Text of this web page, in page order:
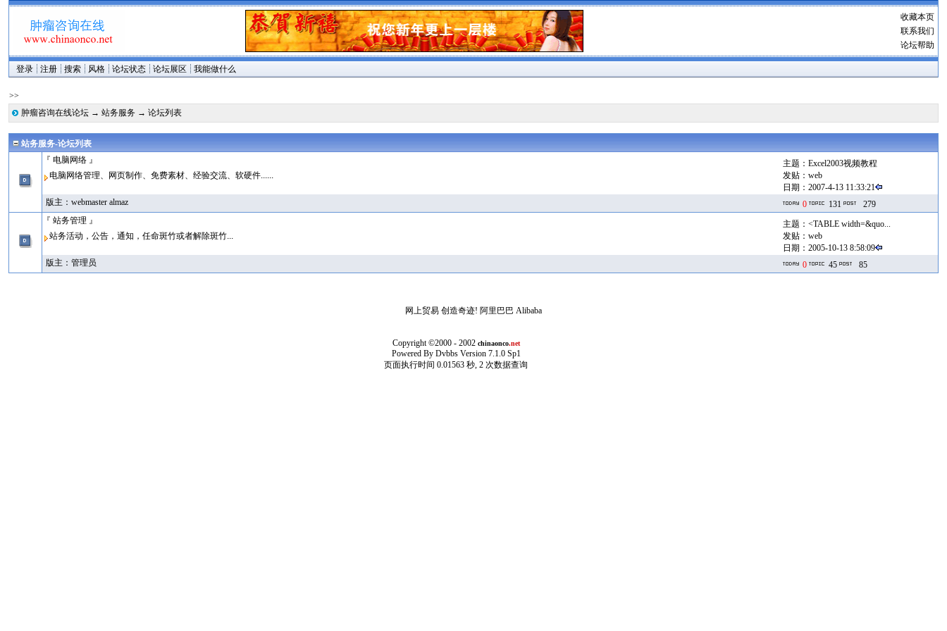
收藏本页
联系我们
论坛帮助
登录 注册 搜索 风格 论坛状态 论坛展区 我能做什么
>>
肿瘤咨询在线论坛 →站务服务 → 论坛列表
站务服务-论坛列表
主题： Excel2003视频教程
发贴： web
日期：2007-4-13 11:33:21
『 电脑网络 』
电脑网络管理、网页制作、免费素材、经验交流、软硬件......
0 131 279
版主：webmaster almaz
主题： <TABLE width=&quo...
发贴： web
日期：2005-10-13 8:58:09
『 站务管理 』
站务活动，公告，通知，任命斑竹或者解除斑竹...
0 45 85
版主：管理员
网上贸易 创造奇迹! 阿里巴巴 Alibaba
Copyright ©2000 - 2002 chinaonco.net
Powered By Dvbbs Version 7.1.0 Sp1
页面执行时间 0.01563 秒, 2 次数据查询